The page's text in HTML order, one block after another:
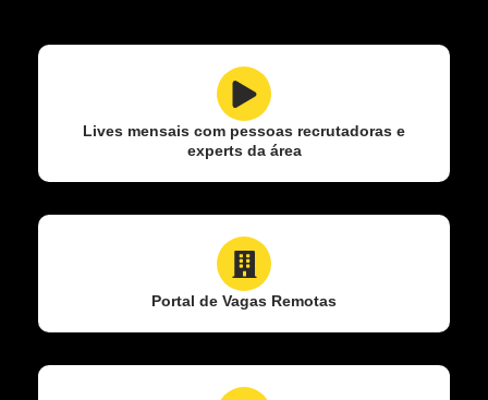
Lives mensais com pessoas recrutadoras e
experts da área​
Portal de Vagas Remotas